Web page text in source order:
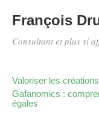
François
Consultant et plus si
Valoriser les
Gafanomics :
égales